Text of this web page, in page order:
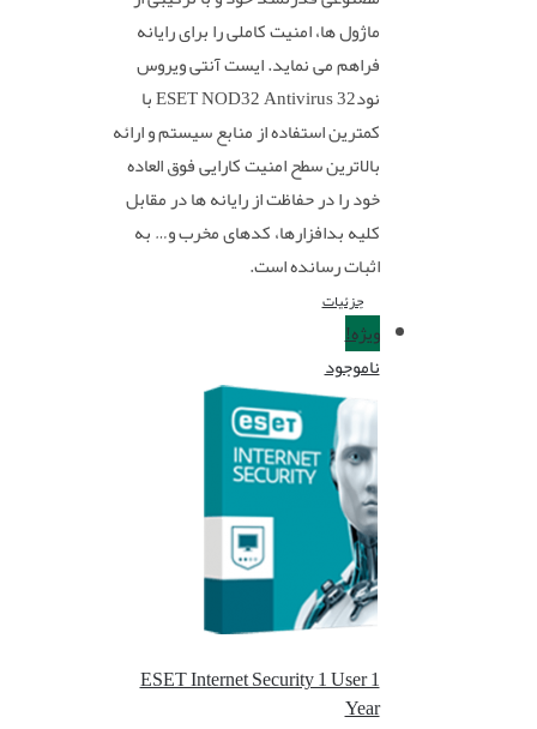
ماژول ها، امنیت کاملی را برای رایانه
فراهم می نماید. ایست آنتی ویروس
نود32 ESET NOD32 Antivirus با
کمترین استفاده از منابع سیستم و ارائه
بالاترین سطح امنیت کارایی فوق العاده
خود را در حفاظت از رایانه ها در مقابل
کلیه بدافزارها، کدهای مخرب و… به
اثبات رسانده است.
جزئیات
ویژه!
ناموجود
ESET Internet Security 1 User 1
Year